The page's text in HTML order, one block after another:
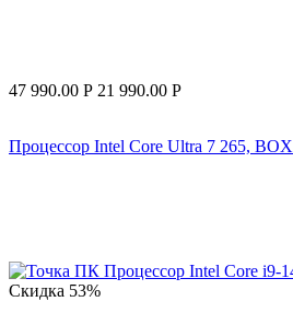
47 990.00 Р 21 990.00 Р
Процессор Intel Core Ultra 7 265, BOX
Скидка 53%